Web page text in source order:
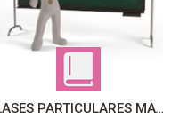
CLASES PARTICULARES MATEMÁTICAS